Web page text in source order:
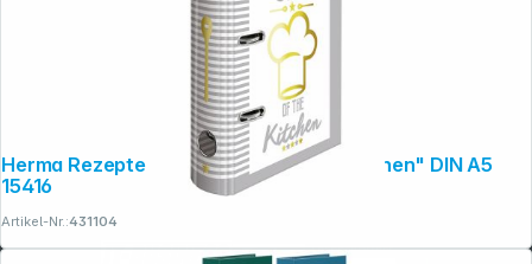
Herma Rezepte-Ordner "Star of the Kitchen" DIN A5
15416
Artikel-Nr.:431104